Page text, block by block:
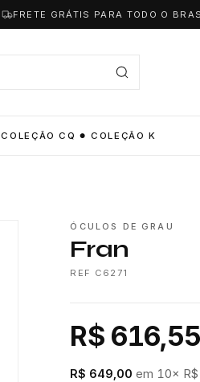
FRETE GRÁTIS PARA TODO O
COLEÇÃO CQ COLEÇÃO K
ÓCULOS DE GRAU
Fran
REF C6271
R$ 616,55
R$ 649,00 em 10×